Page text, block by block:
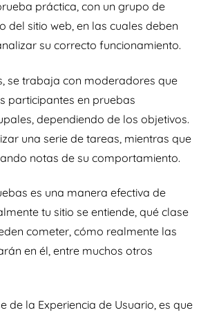
práctica, con un grupo de
del sitio web, en las cuales deben
su correcto funcionamiento.
se trabaja con moderadores que
participantes en pruebas
dependiendo de los objetivos.
una serie de tareas, mientras que
notas de su comportamiento.
es una manera efectiva de
tu sitio se entiende, qué clase
cometer, cómo realmente las
en él, entre muchos otros
de la Experiencia de Usuario, es que